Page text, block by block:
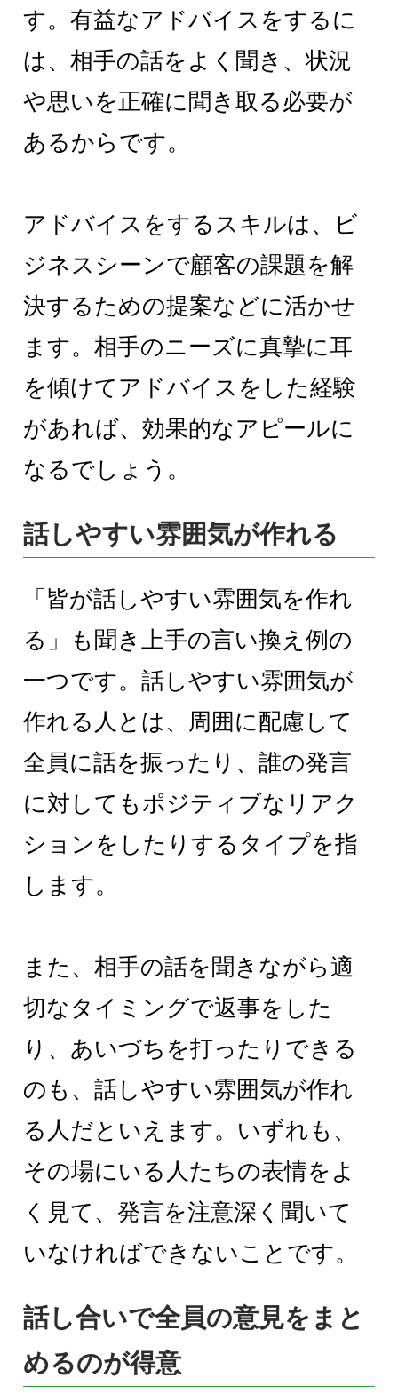
す。有益なアドバイスをするに
は、相手の話をよく聞き、状況
や思いを正確に聞き取る必要が
あるからです。
アドバイスをするスキルは、ビ
ジネスシーンで顧客の課題を解
決するための提案などに活かせ
ます。相手のニーズに真摯に耳
を傾けてアドバイスをした経験
があれば、効果的なアピールに
なるでしょう。
話しやすい雰囲気が作れる
「皆が話しやすい雰囲気を作れ
る」も聞き上手の言い換え例の
一つです。話しやすい雰囲気が
作れる人とは、周囲に配慮して
全員に話を振ったり、誰の発言
に対してもポジティブなリアク
ションをしたりするタイプを指
します。
また、相手の話を聞きながら適
切なタイミングで返事をした
り、あいづちを打ったりできる
のも、話しやすい雰囲気が作れ
る人だといえます。いずれも、
その場にいる人たちの表情をよ
く見て、発言を注意深く聞いて
いなければできないことです。
話し合いで全員の意見をまと
めるのが得意